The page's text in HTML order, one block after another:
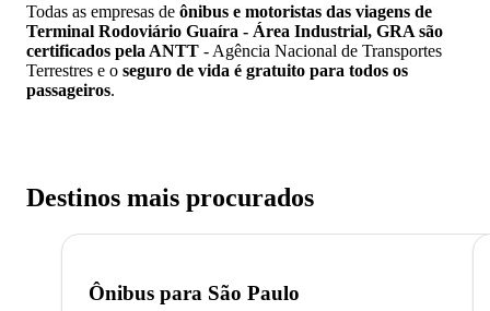
Todas as empresas de ônibus e motoristas das viagens de
Terminal Rodoviário Guaíra - Área Industrial, GRA são
certificados pela ANTT - Agência Nacional de Transportes
Terrestres e o seguro de vida é gratuito para todos os
passageiros.
Destinos mais procurados
Ônibus para São Paulo